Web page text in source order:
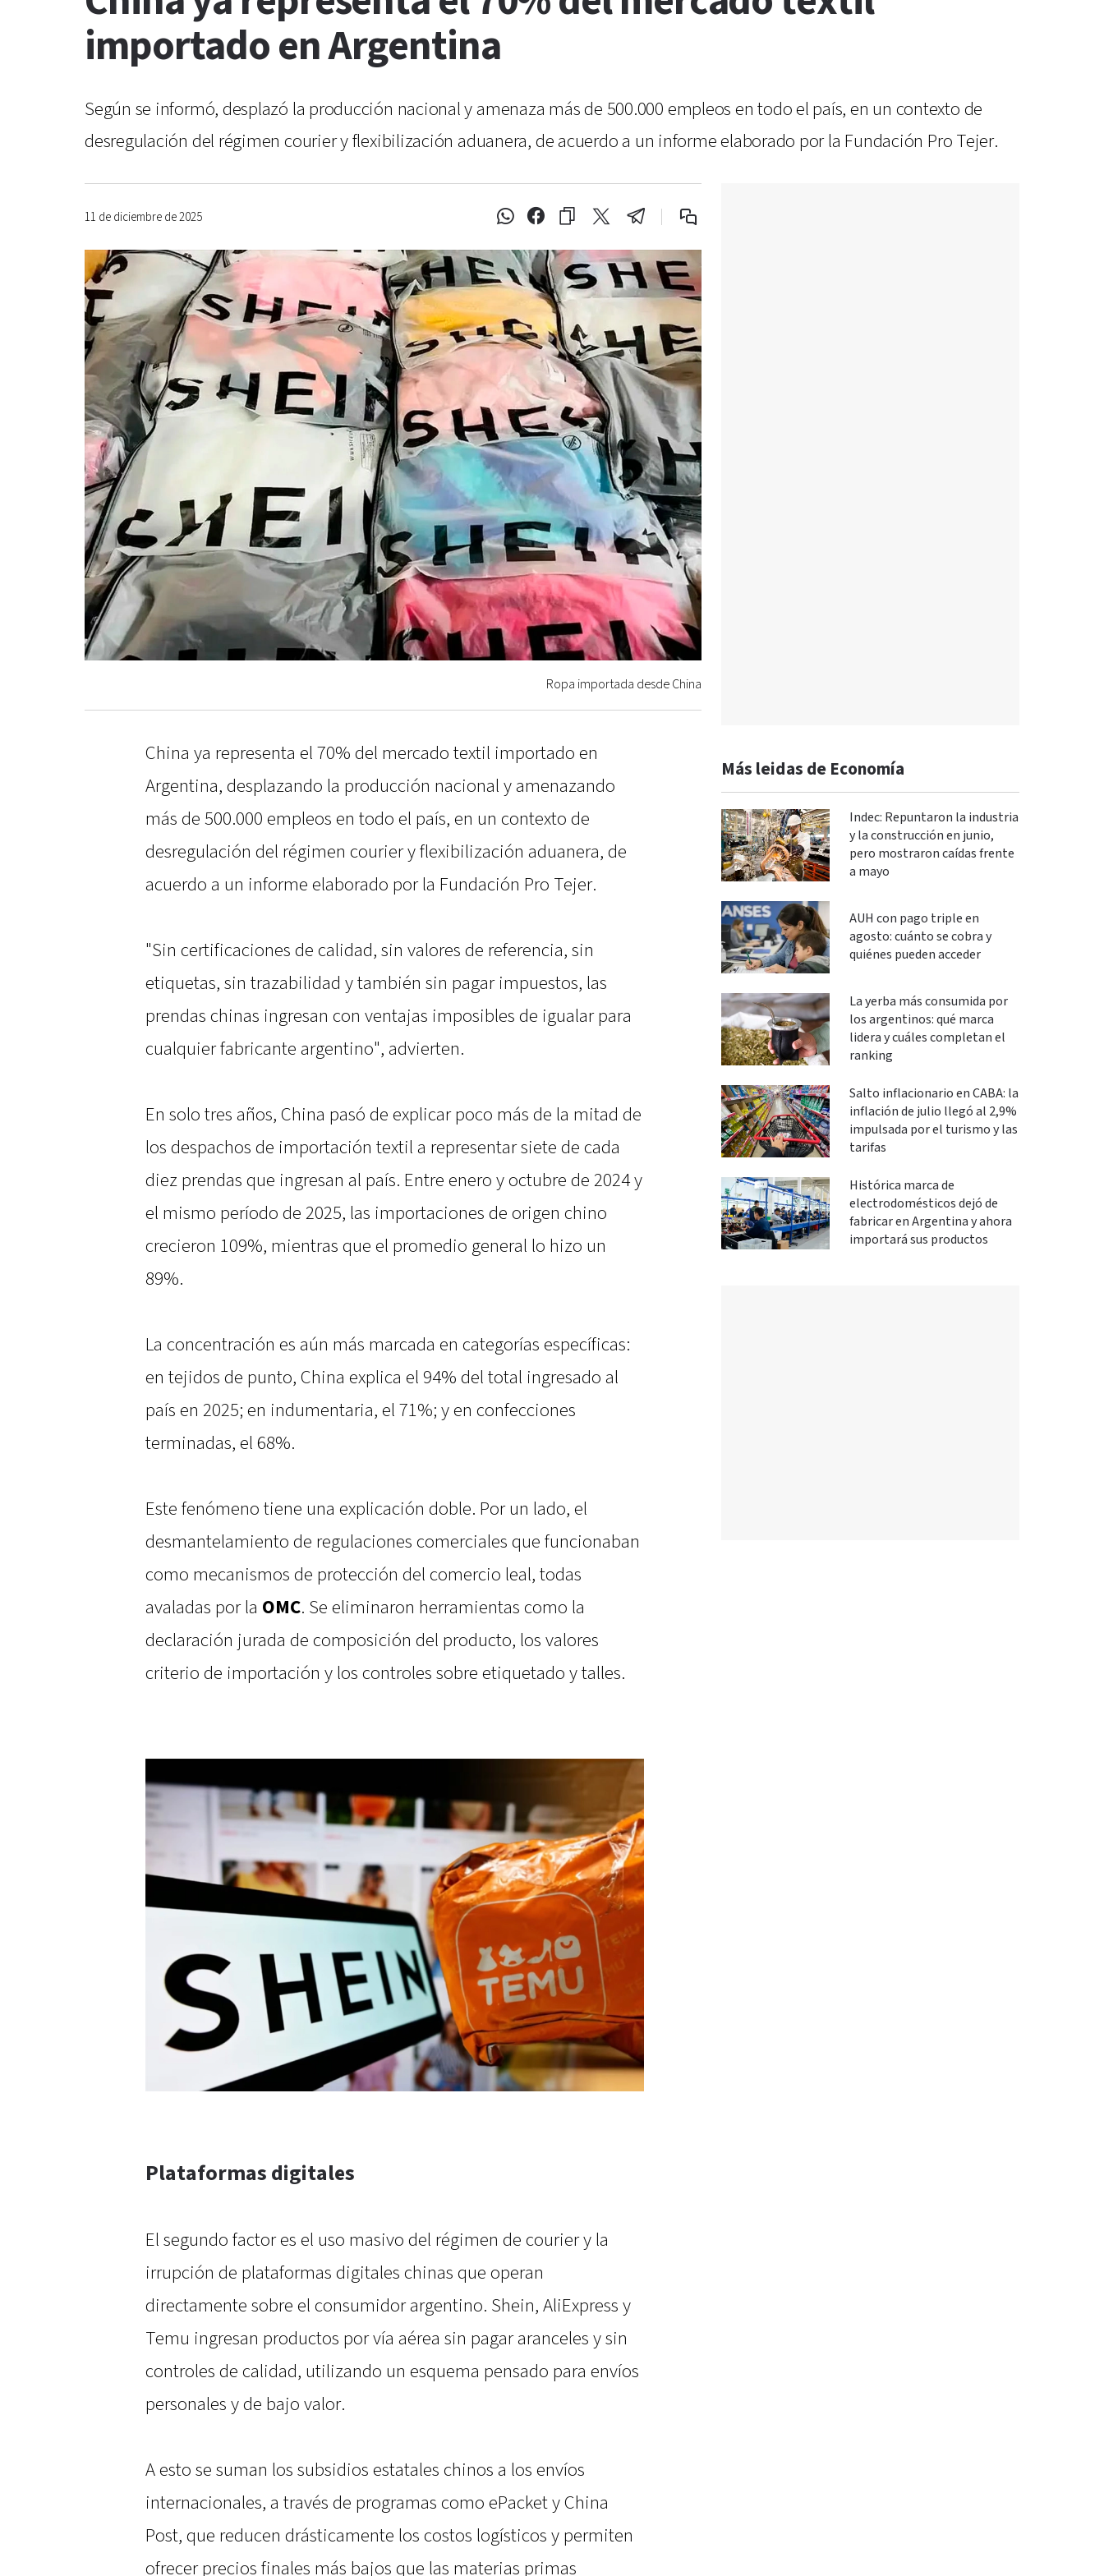
importado en Argentina
Según se informó, desplazó la producción nacional y amenaza más de 500.000 empleos en todo el país, en un contexto de
desregulación del régimen courier y flexibilización aduanera, de acuerdo a un informe elaborado por la Fundación Pro Tejer.
11 de diciembre de 2025
Ropa importada desde China
China ya representa el 70% del mercado textil importado en
Argentina, desplazando la producción nacional y amenazando
más de 500.000 empleos en todo el país, en un contexto de
desregulación del régimen courier y flexibilización aduanera, de
acuerdo a un informe elaborado por la Fundación Pro Tejer.
"Sin certificaciones de calidad, sin valores de referencia, sin
etiquetas, sin trazabilidad y también sin pagar impuestos, las
prendas chinas ingresan con ventajas imposibles de igualar para
cualquier fabricante argentino", advierten.
En solo tres años, China pasó de explicar poco más de la mitad de
los despachos de importación textil a representar siete de cada
diez prendas que ingresan al país. Entre enero y octubre de 2024 y
el mismo período de 2025, las importaciones de origen chino
crecieron 109%, mientras que el promedio general lo hizo un
89%.
La concentración es aún más marcada en categorías específicas:
en tejidos de punto, China explica el 94% del total ingresado al
país en 2025; en indumentaria, el 71%; y en confecciones
terminadas, el 68%.
Este fenómeno tiene una explicación doble. Por un lado, el
desmantelamiento de regulaciones comerciales que funcionaban
como mecanismos de protección del comercio leal, todas
avaladas por la OMC. Se eliminaron herramientas como la
declaración jurada de composición del producto, los valores
criterio de importación y los controles sobre etiquetado y talles.
Plataformas digitales
El segundo factor es el uso masivo del régimen de courier y la
irrupción de plataformas digitales chinas que operan
directamente sobre el consumidor argentino. Shein, AliExpress y
Temu ingresan productos por vía aérea sin pagar aranceles y sin
controles de calidad, utilizando un esquema pensado para envíos
personales y de bajo valor.
A esto se suman los subsidios estatales chinos a los envíos
internacionales, a través de programas como ePacket y China
Post, que reducen drásticamente los costos logísticos y permiten
ofrecer precios finales más bajos que las materias primas
Más leidas de Economía
Indec: Repuntaron la industria
y la construcción en junio,
pero mostraron caídas frente
a mayo
AUH con pago triple en
agosto: cuánto se cobra y
quiénes pueden acceder
La yerba más consumida por
los argentinos: qué marca
lidera y cuáles completan el
ranking
Salto inflacionario en CABA: la
inflación de julio llegó al 2,9%
impulsada por el turismo y las
tarifas
Histórica marca de
electrodomésticos dejó de
fabricar en Argentina y ahora
importará sus productos